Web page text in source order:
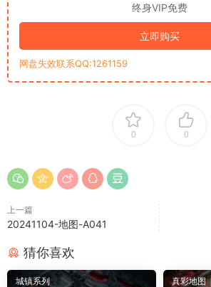
终身VIP免费
立即购买
网盘失效联系QQ:1261159
0 0
上一篇
20241104-地图-A041
猜你喜欢
城镇系列 真彩地图